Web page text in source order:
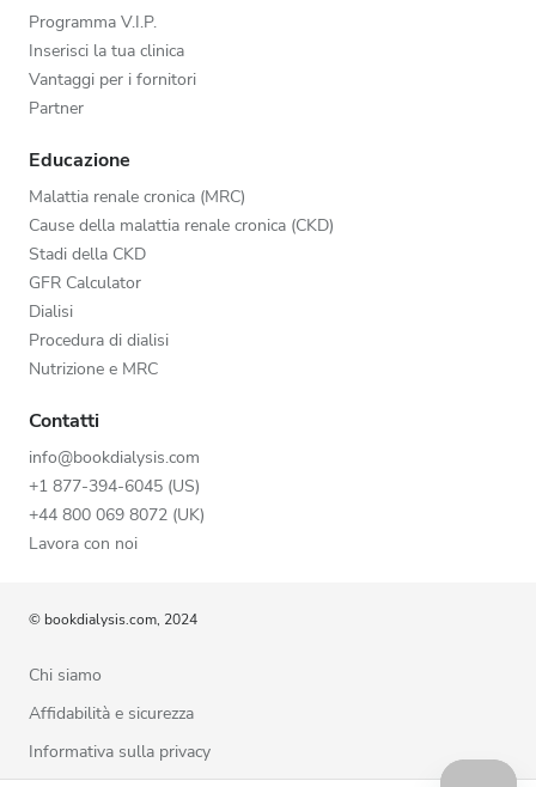
Programma V.I.P.
Inserisci la tua clinica
Vantaggi per i fornitori
Partner
Educazione
Malattia renale cronica (MRC)
Cause della malattia renale cronica (CKD)
Stadi della CKD
GFR Calculator
Dialisi
Procedura di dialisi
Nutrizione e MRC
Contatti
info@bookdialysis.com
+1 877-394-6045 (US)
+44 800 069 8072 (UK)
Lavora con noi
© bookdialysis.com, 2024
Chi siamo
Affidabilità e sicurezza
Informativa sulla privacy